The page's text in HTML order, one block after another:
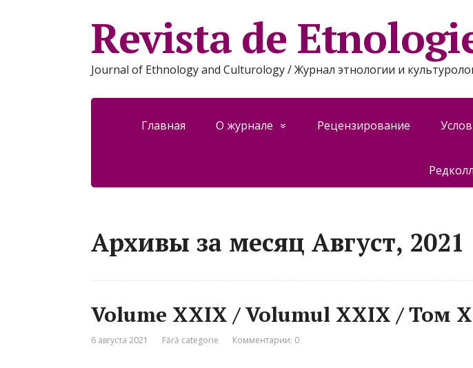
Revista de
Journal of Ethnology and Culturology / Журнал этнологии и
Главная О журнале Рецензирование
Архивы за месяц Август, 2021
Volume XXIX / Volumul XXIX / Том
6 августа 2021 Fără categorie Комментарии: 0